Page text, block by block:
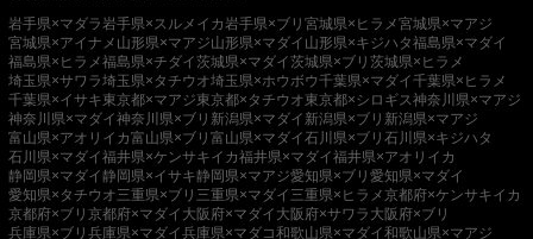
岩手県×マダラ岩手県×スルメイカ岩手県×ブリ 宮城県×ヒラメ宮城県×マアジ
宮城県×アイナメ 山形県×マアジ山形県×マダイ 山形県×キジハタ福島県×マダイ
福島県×ヒラメ福島県×チダイ茨城県×マダイ茨城県×ブリ 茨城県×ヒラメ
埼玉県×サワラ埼玉県×タチウオ埼玉県×ホウボウ千葉県×マダイ千葉県×ヒラメ
千葉県×イサキ東京都×マアジ東京都×タチウオ東京都×シロギス神奈川県×マアジ
神奈川県×マダイ神奈川県×ブリ 新潟県×マダイ 新潟県×ブリ 新潟県×マアジ
富山県×アオリイカ富山県×ブリ 富山県×マダイ石川県×ブリ 石川県×キジハタ
石川県×マダイ福井県×ケンサキイカ福井県×マダイ福井県×アオリイカ
静岡県×マダイ 静岡県×イサキ静岡県×マアジ愛知県×ブリ 愛知県×マダイ
愛知県×タチウオ三重県×ブリ 三重県×マダイ 三重県×ヒラメ京都府×ケンサキイカ
京都府×ブリ 京都府×マダイ 大阪府×マダイ 大阪府×サワラ 大阪府×ブリ
兵庫県×ブリ 兵庫県×マダイ兵庫県×マダコ和歌山県×マダイ和歌山県×マアジ